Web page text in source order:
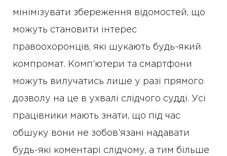
мінімізувати збереження відомостей, що
можуть становити інтерес
правоохоронців, які шукають будь-який
компромат. Комп’ютери та смартфони
можуть вилучатись лише у разі прямого
дозволу на це в ухвалі слідчого судді. Усі
працівники мають знати, що під час
обшуку вони не зобов’язані надавати
будь-які коментарі слідчому, а тим більше